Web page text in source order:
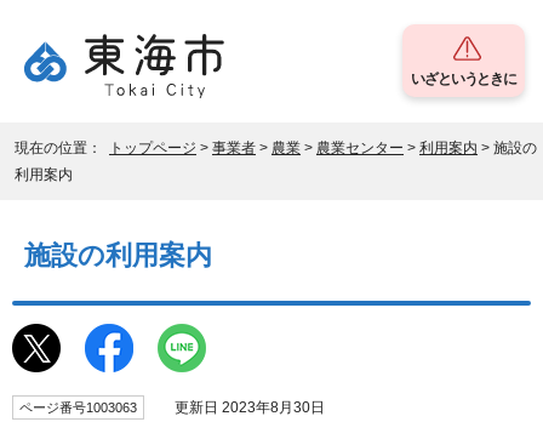
いざというときに
現在の位置： トップページ > 事業者 > 農業 > 農業センター > 利用案内 > 施設の
利用案内
施設の利用案内
ページ番号1003063 更新日 2023年8月30日